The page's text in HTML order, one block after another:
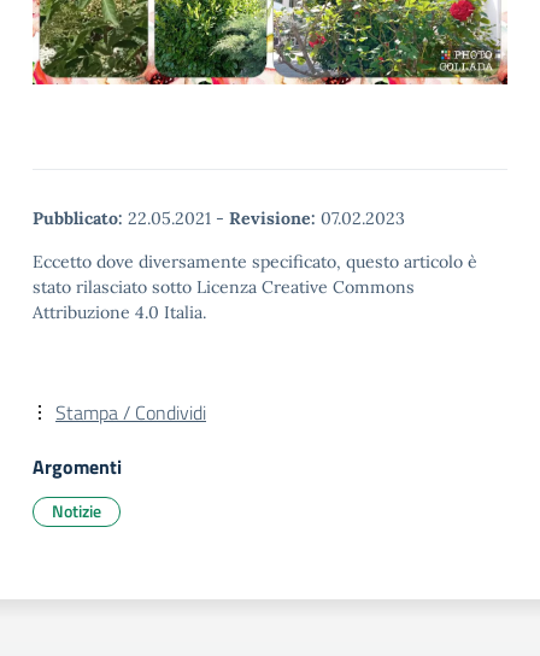
Pubblicato: 22.05.2021 - Revisione: 07.02.2023
Eccetto dove diversamente specificato, questo articolo è
stato rilasciato sotto Licenza Creative Commons
Attribuzione 4.0 Italia.
Stampa / Condividi
Argomenti
Notizie